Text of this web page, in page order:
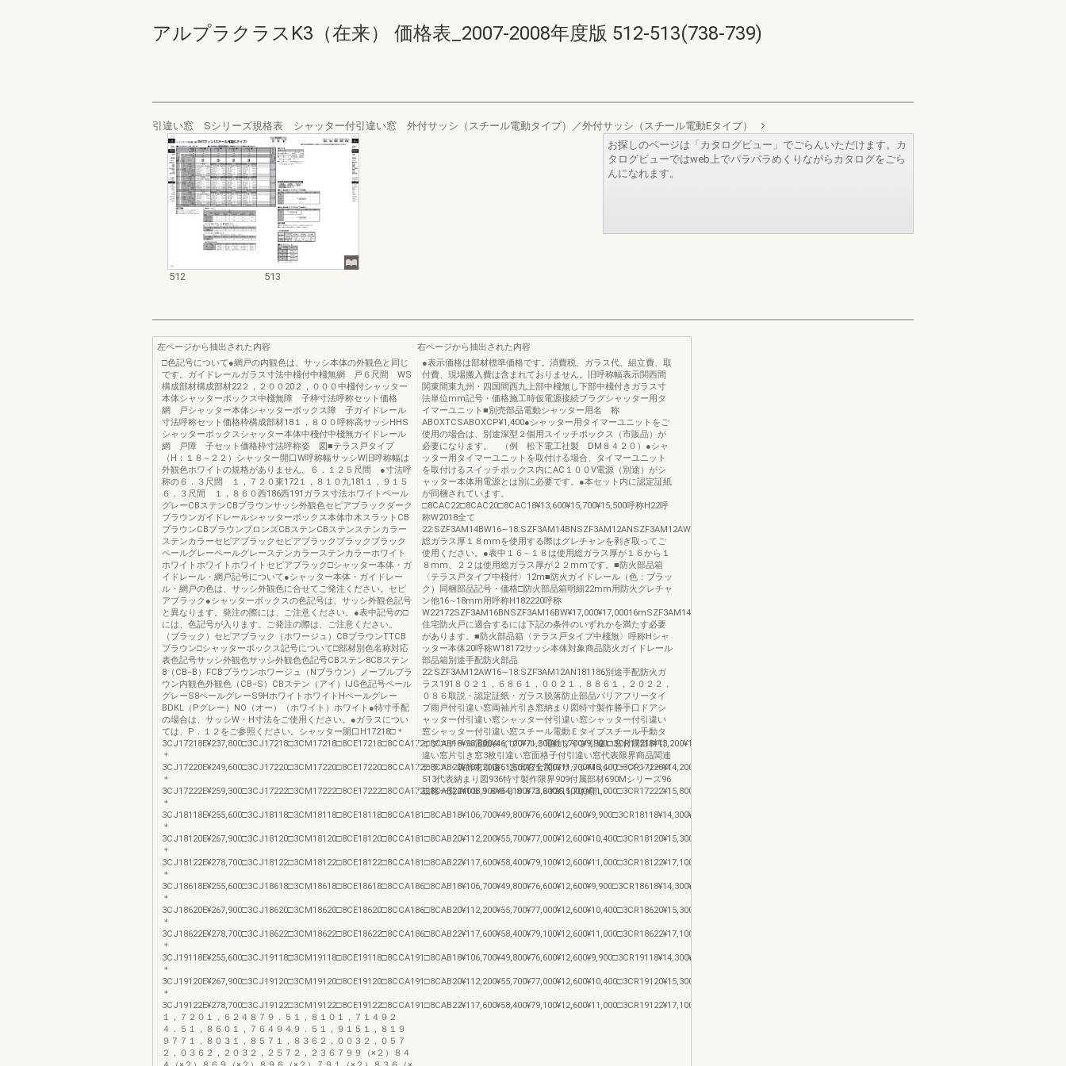
アルプラクラスK3（在来） 価格表_2007-2008年度版 512-513(738-739)
引違い窓 Sシリーズ規格表 シャッター付引違い窓 外付サッシ（スチール電動タイプ）／外付サッシ（スチール電動Eタイプ）
512 513
お探しのページは「カタログビュー」でごらんいただけます。カ
タログビューではweb上でパラパラめくりながらカタログをごら
んになれます。
左ページから抽出された内容
□色記号について●網戸の内観色は、サッシ本体の外観色と同じ
です。ガイドレールガラス寸法中棧付中棧無網 戸６尺間 WS
構成部材構成部材22２，２００20２，０００中棧付シャッター
本体シャッターボックス中棧無障 子枠寸法呼称セット価格
網 戸シャッター本体シャッターボックス障 子ガイドレール
寸法呼称セット価格枠構成部材18１，８００呼称高サッシHHS
シャッターボックスシャッター本体中棧付中棧無ガイドレール
網 戸障 子セット価格枠寸法呼称姿 図■テラス戸タイプ
（H：１８∼２２）シャッター開口W呼称幅サッシW旧呼称幅は
外観色ホワイトの規格がありません。６．１２５尺間 ●寸法呼
称の６．３尺間 １，７２０東172１，８１０九181１，９１５
６．３尺間 １，８６０西186西191ガラス寸法ホワイトペール
グレーCBステンCBブラウンサッシ外観色セピアブラックダーク
ブラウンガイドレールシャッターボックス本体巾木スラットCB
ブラウンCBブラウンブロンズCBステンCBステンステンカラー
ステンカラーセピアブラックセピアブラックブラックブラック
ペールグレーペールグレーステンカラーステンカラーホワイト
ホワイトホワイトホワイトセピアブラック□シャッター本体・ガ
イドレール・網戸記号について●シャッター本体・ガイドレー
ル・網戸の色は、サッシ外観色に合せてご発注ください。セピ
アブラック●シャッターボックスの色記号は、サッシ外観色記号
と異なります。発注の際には、ご注意ください。●表中記号の□
には、色記号が入ります。ご発注の際は、ご注意ください。
（ブラック）セピアブラック（ホワージュ）CBブラウンTTCB
ブラウン□シャッターボックス記号について□部材別色名称対応
表色記号サッシ外観色サッシ外観色色記号CBステン8CBステン
8（CB−B）FCBブラウンホワージュ（Nブラウン）ノーブルブラ
ウン内観色外観色（CB−S）CBステン（アイ）IJG色記号ペール
グレーS8ペールグレーS9HホワイトホワイトHペールグレー
BDKL（Pグレー）NO（オー）（ホワイト）ホワイト●特寸手配
の場合は、サッシW・H寸法をご使用ください。●ガラスについ
ては、P．１２をご参照ください。シャッター開口H17218□＊
3CJ17218E¥237,800□3CJ17218□3CM17218□8CE17218□8CCA172□8CAB18¥98,800¥46,100¥71,300¥11,700¥9,900□3CR17218¥13,200¥16,00017220□
＊
3CJ17220E¥249,600□3CJ17220□3CM17220□8CE17220□8CCA172□8CAB20¥104,200¥51,600¥71,700¥11,700¥10,400□3CR17220¥14,200¥17,40017222□
＊
3CJ17222E¥259,300□3CJ17222□3CM17222□8CE17222□8CCA172□8CAB22¥108,900¥54,100¥73,600¥11,700¥11,000□3CR17222¥15,800¥23,70018118□
＊
3CJ18118E¥255,600□3CJ18118□3CM18118□8CE18118□8CCA181□8CAB18¥106,700¥49,800¥76,600¥12,600¥9,900□3CR18118¥14,300¥17,30018120□
＊
3CJ18120E¥267,900□3CJ18120□3CM18120□8CE18120□8CCA181□8CAB20¥112,200¥55,700¥77,000¥12,600¥10,400□3CR18120¥15,300¥18,80018122□
＊
3CJ18122E¥278,700□3CJ18122□3CM18122□8CE18122□8CCA181□8CAB22¥117,600¥58,400¥79,100¥12,600¥11,000□3CR18122¥17,100¥25,60018618□
＊
3CJ18618E¥255,600□3CJ18618□3CM18618□8CE18618□8CCA186□8CAB18¥106,700¥49,800¥76,600¥12,600¥9,900□3CR18618¥14,300¥17,30018620□
＊
3CJ18620E¥267,900□3CJ18620□3CM18620□8CE18620□8CCA186□8CAB20¥112,200¥55,700¥77,000¥12,600¥10,400□3CR18620¥15,300¥18,80018622□
＊
3CJ18622E¥278,700□3CJ18622□3CM18622□8CE18622□8CCA186□8CAB22¥117,600¥58,400¥79,100¥12,600¥11,000□3CR18622¥17,100¥25,60019118□
＊
3CJ19118E¥255,600□3CJ19118□3CM19118□8CE19118□8CCA191□8CAB18¥106,700¥49,800¥76,600¥12,600¥9,900□3CR19118¥14,300¥17,30019120□
＊
3CJ19120E¥267,900□3CJ19120□3CM19120□8CE19120□8CCA191□8CAB20¥112,200¥55,700¥77,000¥12,600¥10,400□3CR19120¥15,300¥18,80019122□
＊
3CJ19122E¥278,700□3CJ19122□3CM19122□8CE19122□8CCA191□8CAB22¥117,600¥58,400¥79,100¥12,600¥11,000□3CR19122¥17,100¥25,600
１，７２０１，６２４８７９．５１，８１０１，７１４９２
４．５１，８６０１，７６４９４９．５１，９１５１，８１９
９７７１，８０３１，８５７１，８３６２，００３２，０５７
２，０３６２，２０３２，２５７２，２３６７９９（×２）８４
右ページから抽出された内容
●表示価格は部材標準価格です。消費税、ガラス代、組立費、取
付費、現場搬入費は含まれておりません。旧呼称幅表示関西間
関東間東九州・四国間西九上部中棧無し下部中棧付きガラス寸
法単位mm記号・価格施工時仮電源接続プラグシャッター用タ
イマーユニット■別売部品電動シャッター用名 称
ABOXTCSABOXCP¥1,400●シャッター用タイマーユニットをご
使用の場合は、別途深型２個用スイッチボックス（市販品）が
必要になります。 （例 松下電工社製 DM８４２０）●シャ
ッター用タイマーユニットを取付ける場合、タイマーユニット
を取付けるスイッチボックス内にAC１００V電源（別途）がシ
ャッター本体用電源とは別に必要です。●本セット内に認定証紙
が同梱されています。
□8CAC22□8CAC20□8CAC18¥13,600¥15,700¥15,500呼称H22呼
称W2018全て
22:SZF3AM14BW16∼18:SZF3AM14BNSZF3AM12ANSZF3AM12AW¥12,300¥12,300●
総ガラス厚１８mmを使用する際はグレチャンを剥ぎ取ってご
使用ください。●表中１６∼１８は使用総ガラス厚が１６から１
８mm、２２は使用総ガラス厚が２２mmです。■防火部品箱
〈テラス戸タイプ中棧付〉12m■防火ガイドレール（色：ブラッ
ク）同梱部品記号・価格□防火部品箱明細22mm用防火グレチャ
ン他16∼18mm用呼称H182220呼称
W22172SZF3AM16BNSZF3AM16BW¥17,000¥17,00016mSZF3AM14BW¥15,20014m¥15,200SZF3AM14BN22:SZF3AM16BW16∼18:SZF3AM16BN181186191
住宅防火戸に適合するには下記の条件のいずれかを満たす必要
があります。■防火部品箱〈テラス戸タイプ中棧無〉呼称Hシャ
ッター本体20呼称W18172サッシ本体対象商品防火ガイドレール
部品箱別途手配防火部品
22:SZF3AM12AW16∼18:SZF3AM12AN181186別途手配防火ガ
ラス191８０２１，６８６１，００２１，８８６１，２０２２，
０８６取説・認定証紙・ガラス脱落防止部品バリアフリータイ
プ雨戸付引違い窓両袖片引き窓納まり図特寸製作勝手口ドアシ
ャッター付引違い窓シャッター付引違い窓シャッター付引違い
窓シャッター付引違い窓スチール電動Ｅタイプスチール手動タ
イプスチール電動タイプアルミ電動タイプ引違い窓付属部材引
違い窓片引き窓3枚引違い窓面格子付引違い窓代表限界商品関連
テラス・装飾窓引違い窓出窓全開口サッシMSシリーズシリーズ
513代表納まり図936特寸製作限界909付属部材690Mシリーズ96
規格一覧440８３８８３８８３８¥25,500お願い